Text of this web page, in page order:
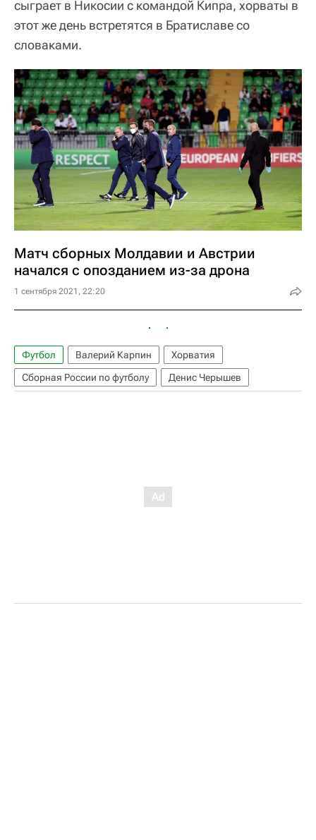
сыграет в Никосии с командой Кипра, хорваты в
этот же день встретятся в Братиславе со
словаками.
Матч сборных Молдавии и Австрии
начался с опозданием из-за дрона
1 сентября 2021, 22:20
Футбол Валерий Карпин
Хорватия
Сборная России по футболу
Денис Черышев